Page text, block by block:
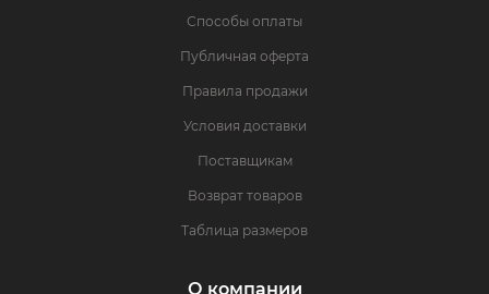
Способы оплаты
Публичная оферта
Правила продажи
Условия доставки
Поставщикам
Возврат товаров
Таблица размеров
О компании